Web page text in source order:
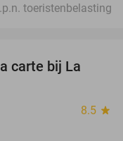
toeristenbelasting
32%
carte bij La
8.5 star